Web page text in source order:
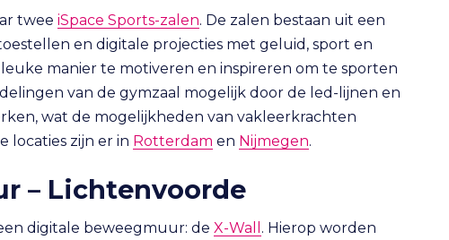
twee iSpace Sports-zalen. De zalen bestaan uit een
en digitale projecties met geluid, sport en
manier te motiveren en inspireren om te sporten
van de gymzaal mogelijk door de led-lijnen en
wat de mogelijkheden van vakleerkrachten
locaties zijn er in Rotterdam en Nijmegen.
– Lichtenvoorde
digitale beweegmuur: de X-Wall . Hierop worden